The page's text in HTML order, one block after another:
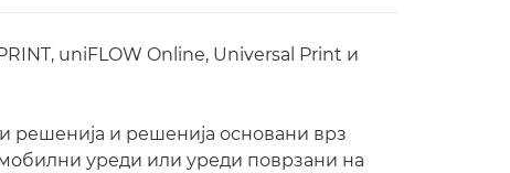
uniFLOW Online, Universal Print и
решенија и решенија основани врз
уреди или уреди поврзани на